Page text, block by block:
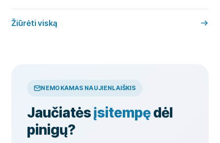
Žiūrėti viską
NEMOKAMAS NAUJIENLAIŠKIS
Jaučiatėsįsitempędėl
pinigų?